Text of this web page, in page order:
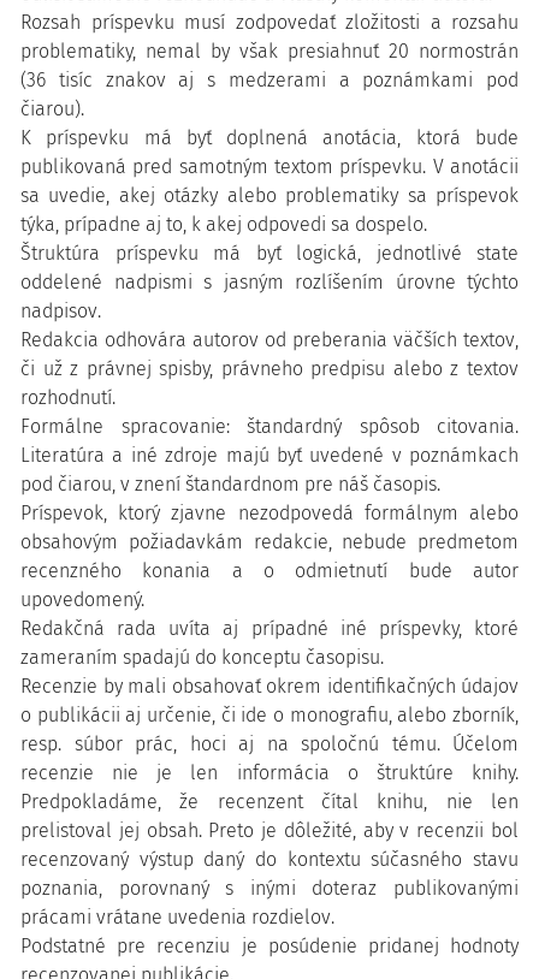
Rozsah príspevku musí zodpovedať zložitosti a rozsahu
problematiky, nemal by však presiahnuť 20 normostrán
(36 tisíc znakov aj s medzerami a poznámkami pod
čiarou).
K príspevku má byť doplnená anotácia, ktorá bude
publikovaná pred samotným textom príspevku. V anotácii
sa uvedie, akej otázky alebo problematiky sa príspevok
týka, prípadne aj to, k akej odpovedi sa dospelo.
Štruktúra príspevku má byť logická, jednotlivé state
oddelené nadpismi s jasným rozlíšením úrovne týchto
nadpisov.
Redakcia odhovára autorov od preberania väčších textov,
či už z právnej spisby, právneho predpisu alebo z textov
rozhodnutí.
Formálne spracovanie: štandardný spôsob citovania.
Literatúra a iné zdroje majú byť uvedené v poznámkach
pod čiarou, v znení štandardnom pre náš časopis.
Príspevok, ktorý zjavne nezodpovedá formálnym alebo
obsahovým požiadavkám redakcie, nebude predmetom
recenzného konania a o odmietnutí bude autor
upovedomený.
Redakčná rada uvíta aj prípadné iné príspevky, ktoré
zameraním spadajú do konceptu časopisu.
Recenzie by mali obsahovať okrem identifikačných údajov
o publikácii aj určenie, či ide o monografiu, alebo zborník,
resp. súbor prác, hoci aj na spoločnú tému. Účelom
recenzie nie je len informácia o štruktúre knihy.
Predpokladáme, že recenzent čítal knihu, nie len
prelistoval jej obsah. Preto je dôležité, aby v recenzii bol
recenzovaný výstup daný do kontextu súčasného stavu
poznania, porovnaný s inými doteraz publikovanými
prácami vrátane uvedenia rozdielov.
Podstatné pre recenziu je posúdenie pridanej hodnoty